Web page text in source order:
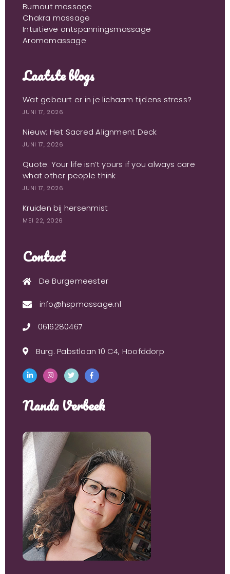
Burnout massage
Chakra massage
Intuïtieve ontspanningsmassage
Aromamassage
Laatste blogs
Wat gebeurt er in je lichaam tijdens stress?
JUNI 17, 2026
Nieuw: Het Sacred Alignment Deck
JUNI 17, 2026
Quote: Your life isn’t yours if you always care
what other people think
JUNI 17, 2026
Kruiden bij hersenmist
MEI 22, 2026
Contact
De Burgemeester
info@hspmassage.nl
0616280467
Burg. Pabstlaan 10 C4, Hoofddorp
Nanda Verbeek